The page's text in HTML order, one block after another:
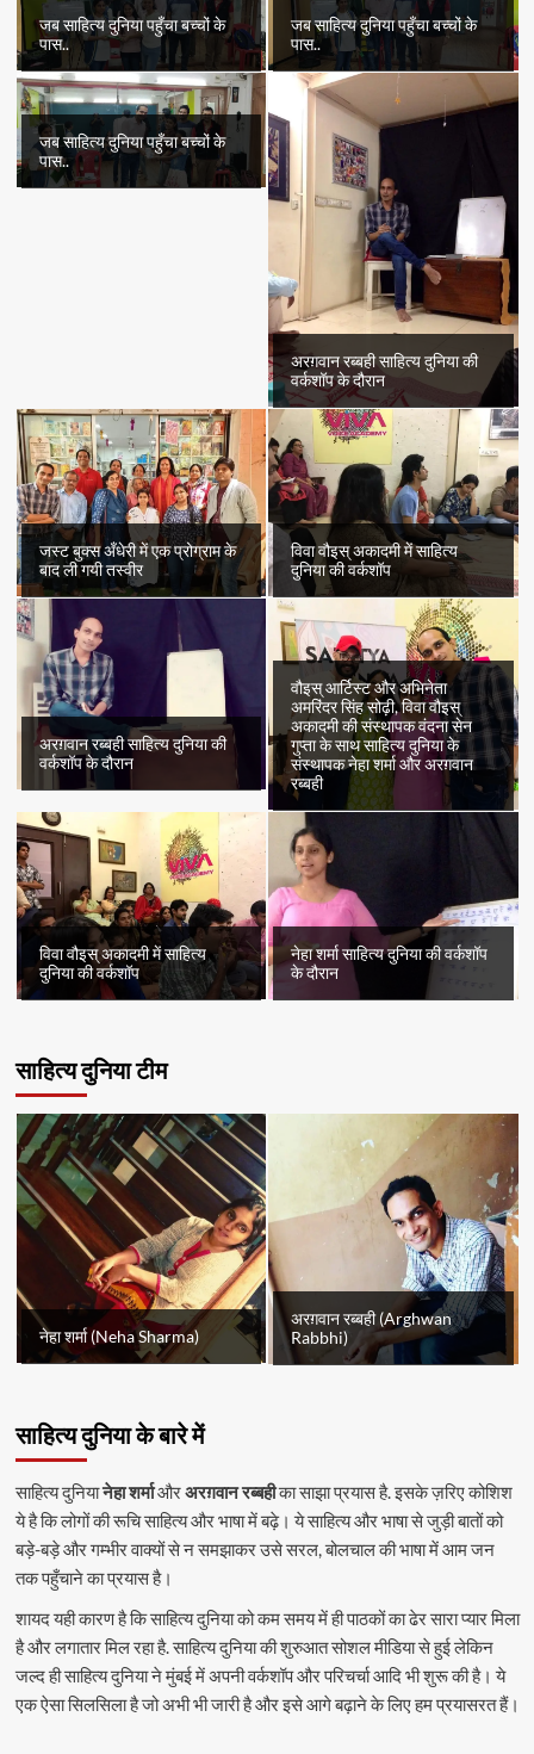
जब साहित्य दुनिया पहुँचा बच्चों के
पास..
जब साहित्य दुनिया पहुँचा बच्चों के
पास..
जब साहित्य दुनिया पहुँचा बच्चों के
पास..
अरग़वान रब्बही साहित्य दुनिया की
वर्कशॉप के दौरान
जस्ट बुक्स अँधेरी में एक प्रोग्राम के
बाद ली गयी तस्वीर
विवा वौइस् अकादमी में साहित्य
दुनिया की वर्कशॉप
अरग़वान रब्बही साहित्य दुनिया की
वर्कशॉप के दौरान
वौइस् आर्टिस्ट और अभिनेता
अमरिंदर सिंह सोढ़ी, विवा वौइस्
अकादमी की संस्थापक वंदना सेन
गुप्ता के साथ साहित्य दुनिया के
संस्थापक नेहा शर्मा और अरग़वान
रब्बही
विवा वौइस् अकादमी में साहित्य
दुनिया की वर्कशॉप
नेहा शर्मा साहित्य दुनिया की वर्कशॉप
के दौरान
साहित्य दुनिया टीम
नेहा शर्मा (Neha Sharma)
अरग़वान रब्बही (Arghwan
Rabbhi)
साहित्य दुनिया के बारे में
साहित्य दुनियानेहा शर्माऔरअरग़वान रब्बहीका साझा प्रयास है. इसके ज़रिए कोशिश
ये है कि लोगों की रूचि साहित्य और भाषा में बढ़े। ये साहित्य और भाषा से जुड़ी बातों को
बड़े-बड़े और गम्भीर वाक्यों से न समझाकर उसे सरल, बोलचाल की भाषा में आम जन
तक पहुँचाने का प्रयास है।
शायद यही कारण है कि साहित्य दुनिया को कम समय में ही पाठकों का ढेर सारा प्यार मिला
है और लगातार मिल रहा है. साहित्य दुनिया की शुरुआत सोशल मीडिया से हुई लेकिन
जल्द ही साहित्य दुनिया ने मुंबई में अपनी वर्कशॉप और परिचर्चा आदि भी शुरू की है। ये
एक ऐसा सिलसिला है जो अभी भी जारी है और इसे आगे बढ़ाने के लिए हम प्रयासरत हैं।